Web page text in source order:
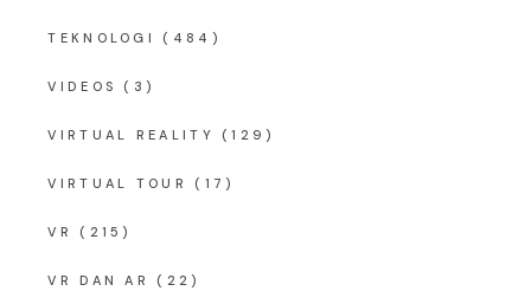
TEKNOLOGI (484)
VIDEOS (3)
VIRTUAL REALITY (129)
VIRTUAL TOUR (17)
VR (215)
VR DAN AR (22)